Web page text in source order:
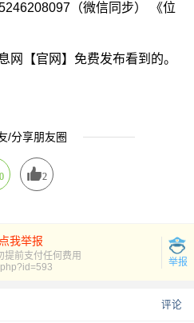
（微信同步） 《位
网【官网】免费发布看到的。
/分享朋友圈
0 2
我举报
提前支付任何费用
举报
评论